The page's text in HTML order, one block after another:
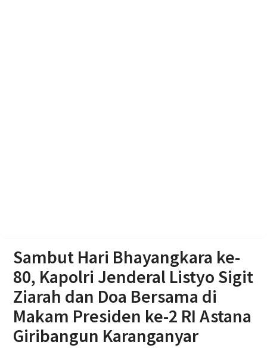
Sambut Hari Bhayangkara ke-
80, Kapolri Jenderal Listyo Sigit
Ziarah dan Doa Bersama di
Makam Presiden ke-2 RI Astana
Giribangun Karanganyar